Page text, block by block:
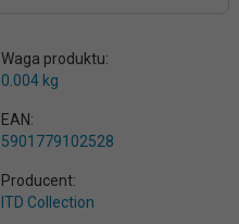
Waga produktu:
0.004 kg
EAN:
5901779102528
Producent:
ITD Collection